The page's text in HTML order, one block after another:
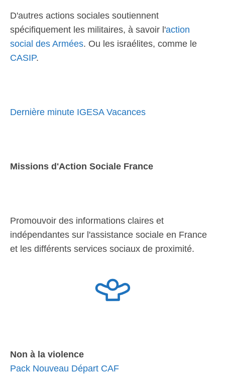
D'autres actions sociales soutiennent
spécifiquement les militaires, à savoir l'action
social des Armées. Ou les israélites, comme le
CASIP.
Dernière minute IGESA Vacances
Missions d'Action Sociale France
Promouvoir des informations claires et
indépendantes sur l'assistance sociale en France
et les différents services sociaux de proximité.
Non à la violence
Pack Nouveau Départ CAF